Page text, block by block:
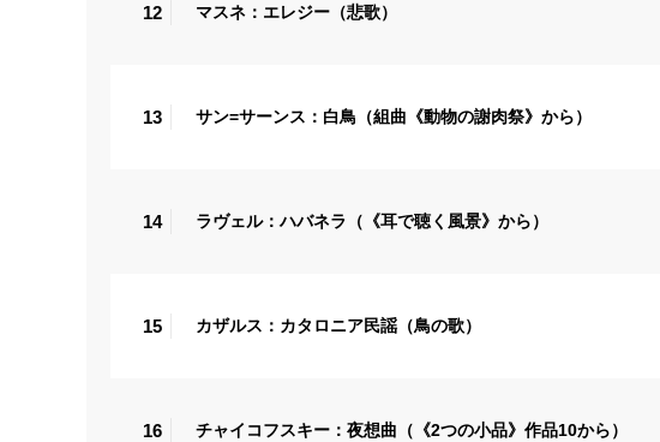
12 マスネ：エレジー（悲歌）
13 サン=サーンス：白鳥（組曲《動物の謝肉祭》から）
14 ラヴェル：ハバネラ（《耳で聴く風景》から）
15 カザルス：カタロニア民謡（鳥の歌）
16 チャイコフスキー：夜想曲（《2つの小品》作品10から）